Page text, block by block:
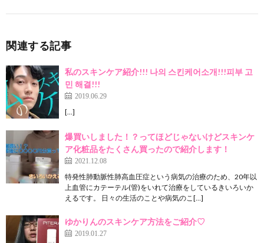
関連する記事
私のスキンケア紹介!!! 나의 스킨케어소개!!!피부 고
민 해결!!!
2019.06.29
[…]
爆買いしました！？ってほどじゃないけどスキンケ
ア化粧品をたくさん買ったので紹介します！
2021.12.08
特発性肺動脈性肺高血圧症という病気の治療のため、20年以
上血管にカテーテル(管)をいれて治療をしているきいろいか
えるです。 日々の生活のことや病気のこ[…]
ゆかりんのスキンケア方法をご紹介♡
2019.01.27